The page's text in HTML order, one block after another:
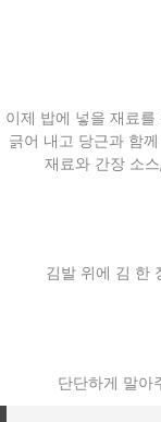
이제 밥에 넣을 재료
긁어 내고 당근과 함
재료와 간장 소
김발 위에 김 한
단단하게 말아